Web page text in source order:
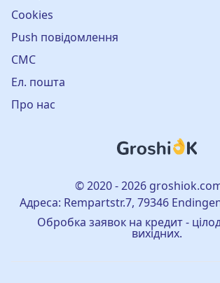
Cookies
Push повідомлення
СМС
Ел. пошта
Про нас
© 2020 - 2026
Адреса: Rempartstr.7, 79346
Обробка заявок на кредит -
вихідних.